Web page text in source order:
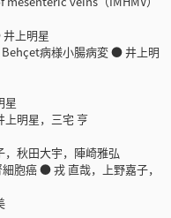
上明星
病様小腸病変 ● 井上明
星
明星，三宅 亨
秋田大宇，陣崎雅弘
胞癌 ● 戎 直哉，上野嘉子，